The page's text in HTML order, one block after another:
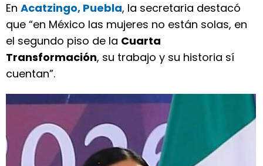
En Acatzingo, Puebla, la secretaria destacó
que “en México las mujeres no están solas, en
el segundo piso de la Cuarta
Transformación, su trabajo y su historia sí
cuentan”.